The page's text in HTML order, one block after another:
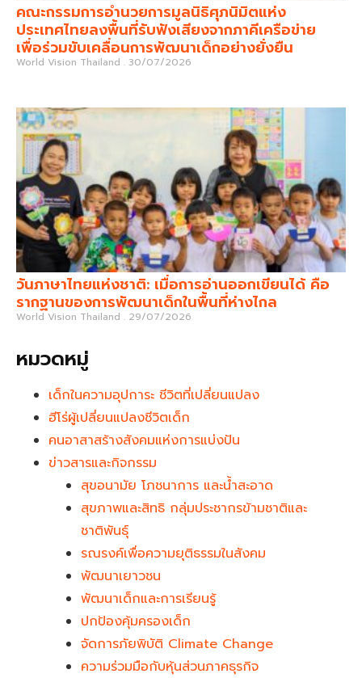
คณะกรรมการอำนวยการมูลนิธิศุภนิมิตแห่ง
ประเทศไทยลงพื้นที่รับฟังเสียงจากภาคีเครือข่าย
เพื่อร่วมขับเคลื่อนการพัฒนาเด็กอย่างยั่งยืน
World Vision Thailand 30/07/2026
วันภาษาไทยแห่งชาติ: เมื่อการอ่านออกเขียนได้ คือ
รากฐานของการพัฒนาเด็กในพื้นที่ห่างไกล
World Vision Thailand 29/07/2026
หมวดหมู่
เด็กในความอุปการะ ชีวิตที่เปลี่ยนแปลง
ฮีโร่ผู้เปลี่ยนแปลงชีวิตเด็ก
คนอาสาสร้างสังคมแห่งการแบ่งปัน
ข่าวสารและกิจกรรม
สุขอนามัย โภชนาการ และน้ำสะอาด
สุขภาพและสิทธิ กลุ่มประชากรข้ามชาติและ
ชาติพันธุ์
รณรงค์เพื่อความยุติธรรมในสังคม
พัฒนาเยาวชน
พัฒนาเด็กและการเรียนรู้
ปกป้องคุ้มครองเด็ก
จัดการภัยพิบัติ Climate Change
ความร่วมมือกับหุ้นส่วนภาคธุรกิจ